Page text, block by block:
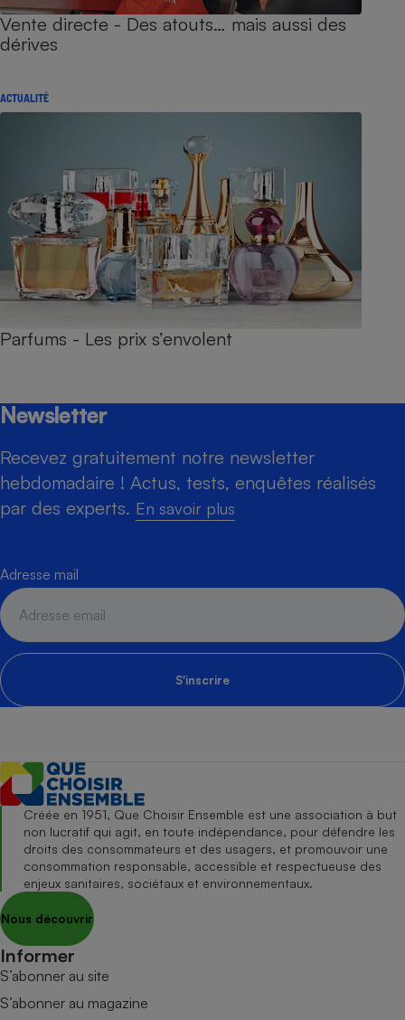
Vente directe - Des atouts… mais aussi des
dérives
ACTUALITÉ
Parfums - Les prix s’envolent
Newsletter
Recevez gratuitement notre newsletter
hebdomadaire ! Actus, tests, enquêtes réalisés
par des experts. En savoir plus
Adresse mail
S'inscrire
Créée en 1951, Que Choisir Ensemble est une association à but
non lucratif qui agit, en toute indépendance, pour défendre les
droits des consommateurs et des usagers, et promouvoir une
consommation responsable, accessible et respectueuse des
enjeux sanitaires, sociétaux et environnementaux.
Nous découvrir
Informer
S’abonner au site
S’abonner au magazine